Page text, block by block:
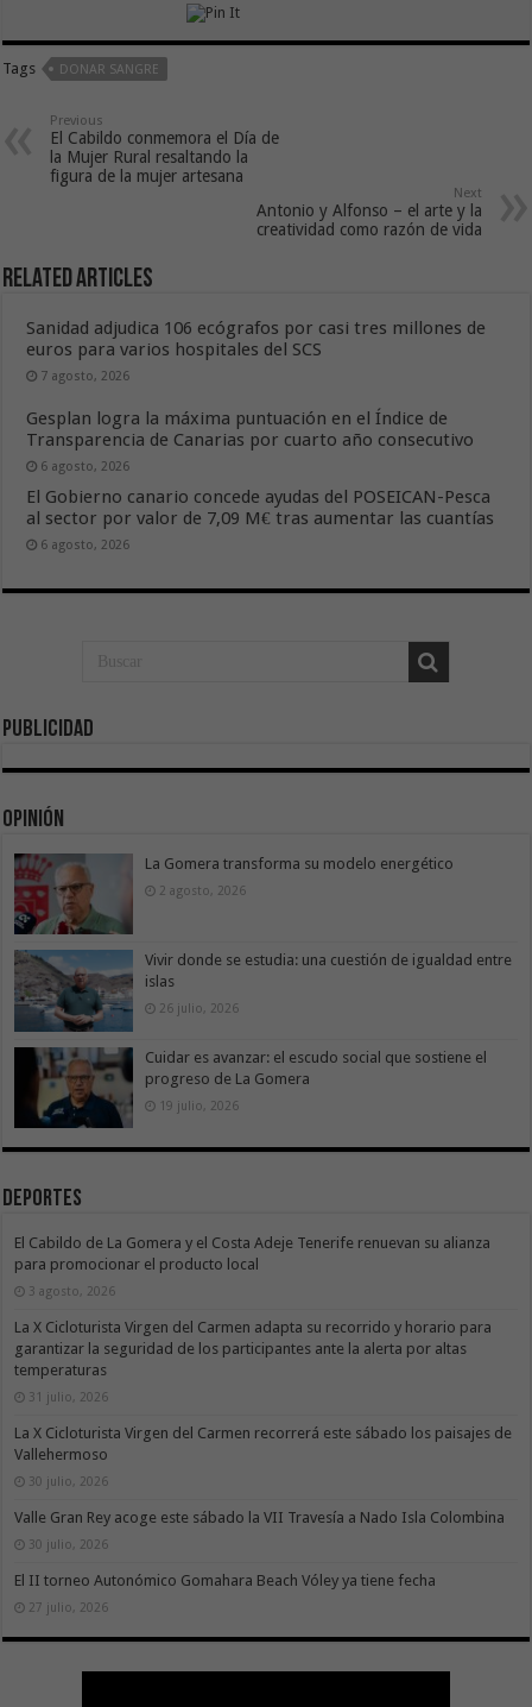
Tags DONAR SANGRE
Previous
El Cabildo conmemora el Día de
la Mujer Rural resaltando la
figura de la mujer artesana
Next
Antonio y Alfonso – el arte y la
creatividad como razón de vida
Related Articles
Sanidad adjudica 106 ecógrafos por casi tres millones de
euros para varios hospitales del SCS
7 agosto, 2026
Gesplan logra la máxima puntuación en el Índice de
Transparencia de Canarias por cuarto año consecutivo
6 agosto, 2026
El Gobierno canario concede ayudas del POSEICAN-Pesca
al sector por valor de 7,09 M€ tras aumentar las cuantías
6 agosto, 2026
Publicidad
Opinión
La Gomera transforma su modelo energético
2 agosto, 2026
Vivir donde se estudia: una cuestión de igualdad entre
islas
26 julio, 2026
Cuidar es avanzar: el escudo social que sostiene el
progreso de La Gomera
19 julio, 2026
Deportes
El Cabildo de La Gomera y el Costa Adeje Tenerife renuevan su alianza
para promocionar el producto local
3 agosto, 2026
La X Cicloturista Virgen del Carmen adapta su recorrido y horario para
garantizar la seguridad de los participantes ante la alerta por altas
temperaturas
31 julio, 2026
La X Cicloturista Virgen del Carmen recorrerá este sábado los paisajes de
Vallehermoso
30 julio, 2026
Valle Gran Rey acoge este sábado la VII Travesía a Nado Isla Colombina
30 julio, 2026
El II torneo Autonómico Gomahara Beach Vóley ya tiene fecha
27 julio, 2026